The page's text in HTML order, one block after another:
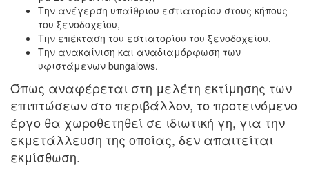
Την ανέγερση υπαίθριου εστιατορίου στους κήπους
του ξενοδοχείου,
Την επέκταση του εστιατορίου του ξενοδοχείου,
Την ανακαίνιση και αναδιαμόρφωση των
υφιστάμενων bungalows.
Όπως αναφέρεται στη μελέτη εκτίμησης των
επιπτώσεων στο περιβάλλον, το προτεινόμενο
έργο θα χωροθετηθεί σε ιδιωτική γη, για την
εκμετάλλευση της οποίας, δεν απαιτείται
εκμίσθωση.